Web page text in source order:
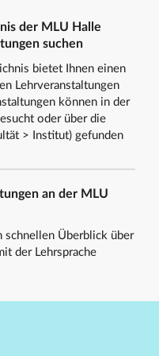
der MLU Halle
suchen
bietet Ihnen einen
Lehrveranstaltungen
können in der
oder über die
> Institut) gefunden
an der MLU
schnellen Überblick über
der Lehrsprache